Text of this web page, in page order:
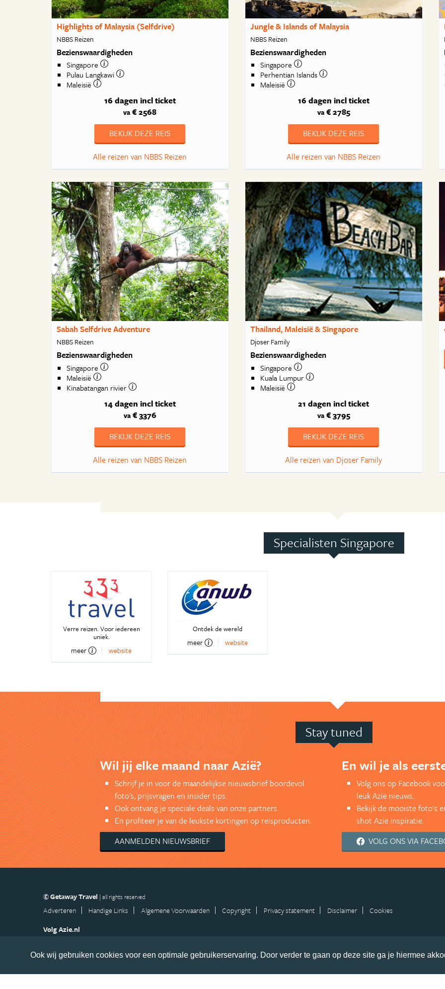
Ook wij gebruiken cookies voor een optimale gebruikerservaring. Door verder te gaan op deze site ga je hiermee
Highlights of Malaysia (Selfdrive)
NBBS Reizen
Bezienswaardigheden
Singapore
Pulau Langkawi
Maleisië
16 dagen incl ticket
va € 2568
BEKIJK DEZE REIS
Alle reizen van NBBS Reizen
Jungle & Islands of Malaysia
NBBS Reizen
Bezienswaardigheden
Singapore
Perhentian Islands
Maleisië
16 dagen incl ticket
va€ 2785
BEKIJK DEZE REIS
Alle reizen van NBBS Reizen
Sabah Selfdrive Adventure
NBBS Reizen
Bezienswaardigheden
Singapore
Maleisië
Kinabatangan rivier
14 dagen incl ticket
va€ 3376
BEKIJK DEZE REIS
Alle reizen van NBBS Reizen
Thailand, Maleisië & Singapore
Djoser Family
Bezienswaardigheden
Singapore
Kuala Lumpur
Maleisië
21 dagen incl ticket
va€ 3795
BEKIJK DEZE REIS
Alle reizen van Djoser Family
Specialisten Singapore
Verre reizen. Voor iedereen
uniek.
meer website
Ontdek de wereld
meer website
Stay tuned
Wil jij elke maand naar Azië?
Schrijf je in voor de maandelijkse nieuwsbrief boordevol
foto's, prijsvragen en insider tips.
Ook ontvang je speciale deals van onze partners.
En profiteer je van de leukste kortingen op reisproducten.
AANMELDEN NIEUWSBRIEF
En wil je als
Volg ons op Facebook
leuk Azië nieuws.
Bekijk de mooiste foto's
shot Azië inspiratie.
VOLG ONS VIA
© Getaway Travel | all rights reserved
Adverteren Handige Links Algemene Voorwaarden Copyright Privacy statement Disclaimer
Cookies
Volg Azie.nl